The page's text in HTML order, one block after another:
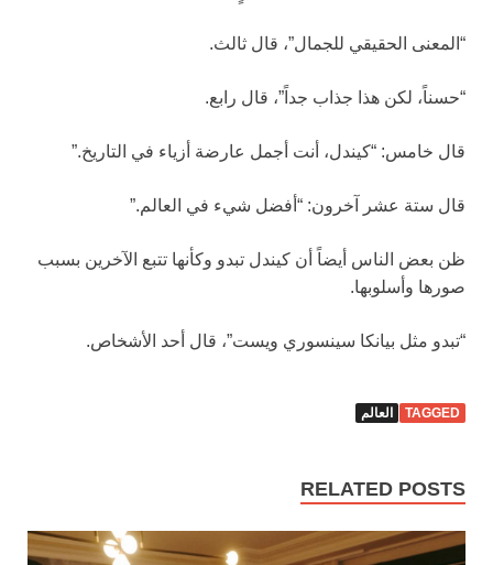
“المعنى الحقيقي للجمال”، قال ثالث.
“حسناً، لكن هذا جذاب جداً”، قال رابع.
قال خامس: “كيندل، أنت أجمل عارضة أزياء في التاريخ.”
قال ستة عشر آخرون: “أفضل شيء في العالم.”
ظن بعض الناس أيضاً أن كيندل تبدو وكأنها تتبع الآخرين بسبب
صورها وأسلوبها.
“تبدو مثل بيانكا سينسوري ويست”، قال أحد الأشخاص.
TAGGED العالم
RELATED POSTS